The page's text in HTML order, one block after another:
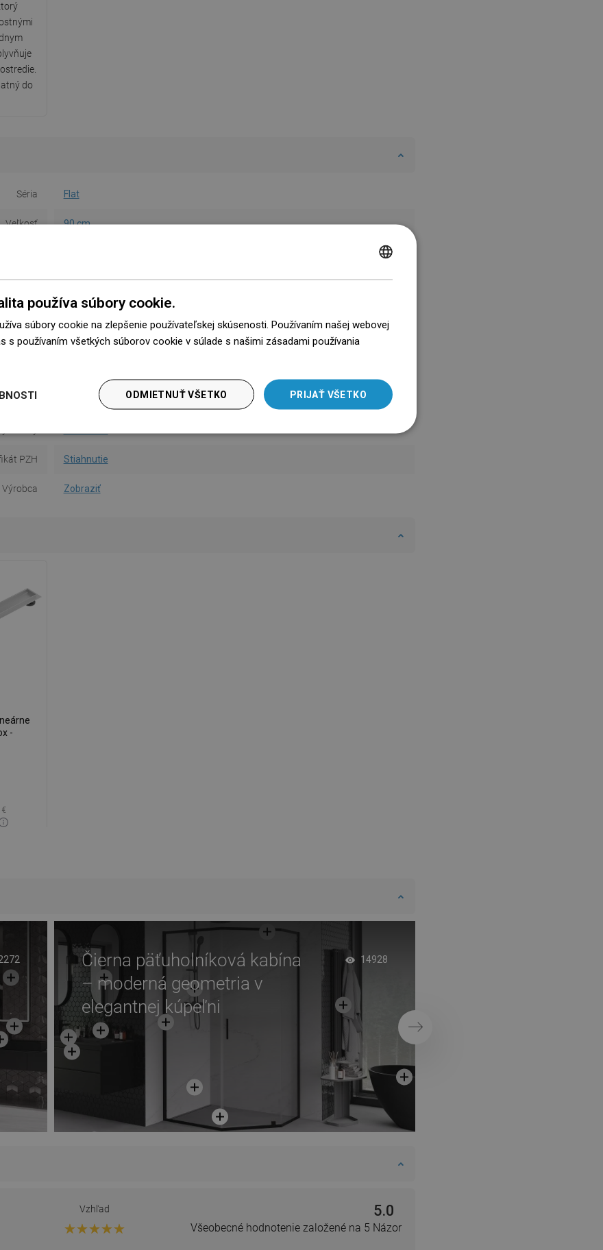
do
Séria Flat
Veľkosť 90 cm
V sade Kryt
Áno
Stiahnutie
PZH Stiahnutie
Výrobca Zobraziť
-
Čierna päťuholníková kabína
– moderná geometria v
elegantnej kúpeľni
14928
Ďalej
Vzhľad 5.0
Všeobecné hodnotenie založené na 5 Názor
LITHUANIAN
ROMANIAN
používa súbory cookie.
súbory cookie na zlepšenie používateľskej skúsenosti. Používaním našej webovej
s používaním všetkých súborov cookie v súlade s našimi zásadami používania
PRIJAŤ VŠETKO
ODMIETNUŤ VŠETKO